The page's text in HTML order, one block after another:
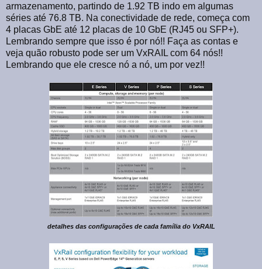
armazenamento, partindo de 1.92 TB indo em algumas
séries até 76.8 TB. Na conectividade de rede, começa com
4 placas GbE até 12 placas de 10 GbE (RJ45 ou SFP+).
Lembrando sempre que isso é por nó!! Faça as contas e
veja quão robusto pode ser um VxRAIL com 64 nós!!
Lembrando que ele cresce nó a nó, um por vez!!
detalhes das configurações de cada família do VxRAIL